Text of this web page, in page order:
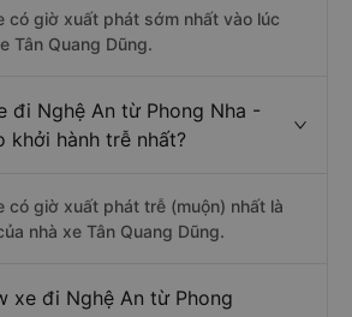
có giờ xuất phát sớm nhất vào lúc
Tân Quang Dũng.
đi Nghệ An từ Phong Nha -
khởi hành trễ nhất?
có giờ xuất phát trễ (muộn) nhất là
nhà xe Tân Quang Dũng.
xe đi Nghệ An từ Phong